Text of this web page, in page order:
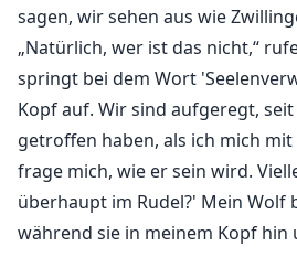
sagen, wir sehen aus wie
„Natürlich, wer ist das nicht,“
springt bei dem Wort
Kopf auf. Wir sind aufgeregt,
getroffen haben, als ich mich
frage mich, wie er sein wird.
überhaupt im Rudel?' Mein Wolf
während sie in meinem Kopf hin